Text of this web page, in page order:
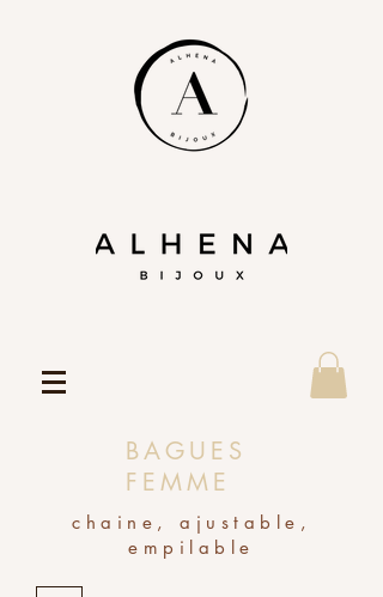
BAGUES
FEMME
chaine, ajustable,
empilable